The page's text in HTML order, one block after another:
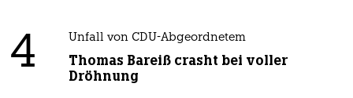
4 Unfall von CDU-Abgeordnetem
Thomas Bareiß crasht bei voller
Dröhnung